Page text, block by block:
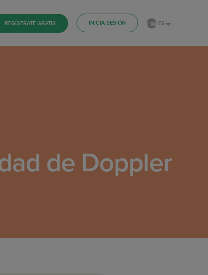
REGÍSTRATE GRATIS INICIA SESIÓN ES
de Doppler